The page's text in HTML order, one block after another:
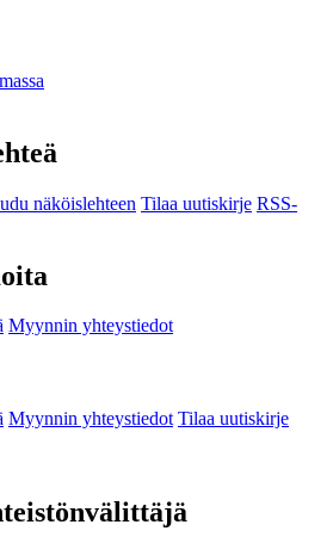
näköislehteen Tilaa uutiskirje RSS-
Myynnin yhteystiedot
Myynnin yhteystiedot Tilaa uutiskirje